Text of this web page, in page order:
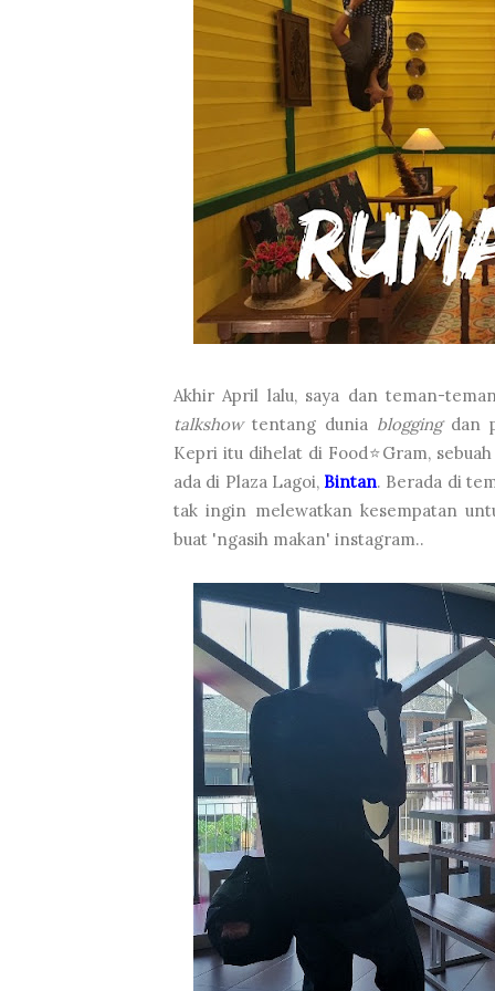
Akhir April lalu, saya dan teman-
talkshowtentang dunia bloggingdan
Kepri itu dihelat di Food⭐Gram,
ada di Plaza Lagoi, Bintan. Berada di
tak ingin melewatkan kesempatan
buat 'ngasih makan' instagram..